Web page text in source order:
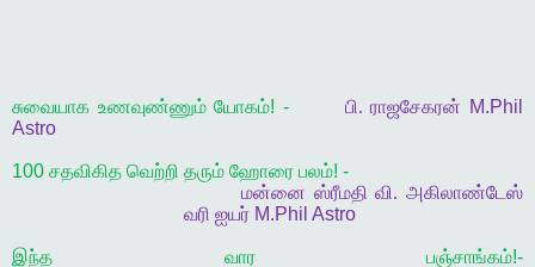
சுவையாக உணவுண்ணும் யோகம்! - பி.ராஜசேகரன் M.Phil
Astro
100 சதவிகித வெற்றி தரும் ஹோரை பலம்! -
மன்னை ஸ்ரீமதி வி.அகிலாண்டேஸ்
வரி ஐயர் M.Phil Astro
இந்த வார பஞ்சாங்கம்!-